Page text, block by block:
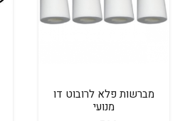
מברשות פלא לרובוט דו
מנועי